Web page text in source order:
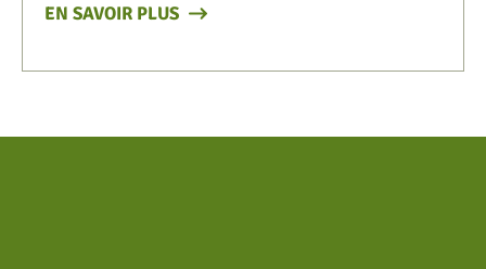
EN SAVOIR PLUS